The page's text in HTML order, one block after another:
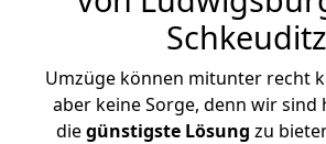
Schkeuditz
Umzüge können mitunter recht
aber keine Sorge, denn wir sind
diegünstigste Lösung zu